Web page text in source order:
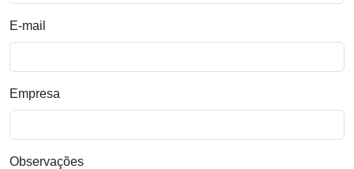
E-mail
Empresa
Observações